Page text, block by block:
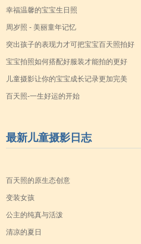
幸福温馨的宝宝生日照
周岁照 - 美丽童年记忆
突出孩子的表现力才可把宝宝百天照拍好
宝宝拍照如何搭配好服装才能拍的更好
儿童摄影让你的宝宝成长记录更加完美
百天照-一生好运的开始
最新儿童摄影日志
百天照的原生态创意
变装女孩
公主的纯真与活泼
清凉的夏日